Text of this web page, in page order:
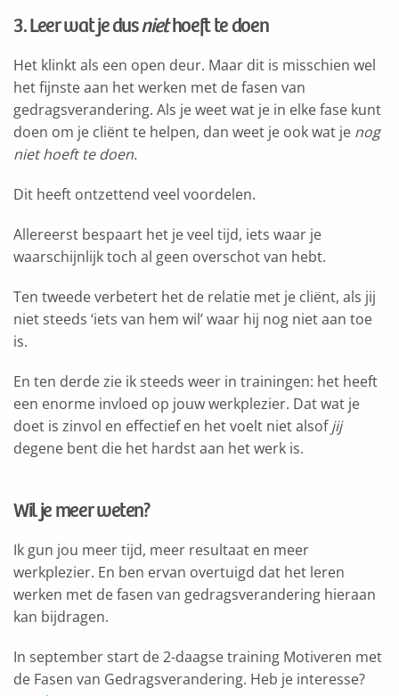
3. Leer wat je dusniethoeft te doen
Het klinkt als een open deur. Maar dit is misschien wel
het fijnste aan het werken met de fasen van
gedragsverandering. Als je weet wat je in elke fase kunt
doen om je cliënt te helpen, dan weet je ook wat je nog
niet hoeft te doen.
Dit heeft ontzettend veel voordelen.
Allereerst bespaart het je veel tijd, iets waar je
waarschijnlijk toch al geen overschot van hebt.
Ten tweede verbetert het de relatie met je cliënt, als jij
niet steeds ‘iets van hem wil’ waar hij nog niet aan toe
is.
En ten derde zie ik steeds weer in trainingen: het heeft
een enorme invloed op jouw werkplezier. Dat wat je
doet is zinvol en effectief en het voelt niet alsofjij
degene bent die het hardst aan het werk is.
Wil je meer weten?
Ik gun jou meer tijd, meer resultaat en meer
werkplezier. En ben ervan overtuigd dat het leren
werken met de fasen van gedragsverandering hieraan
kan bijdragen.
In september start de 2-daagse training Motiveren met
de Fasen van Gedragsverandering. Heb je interesse?